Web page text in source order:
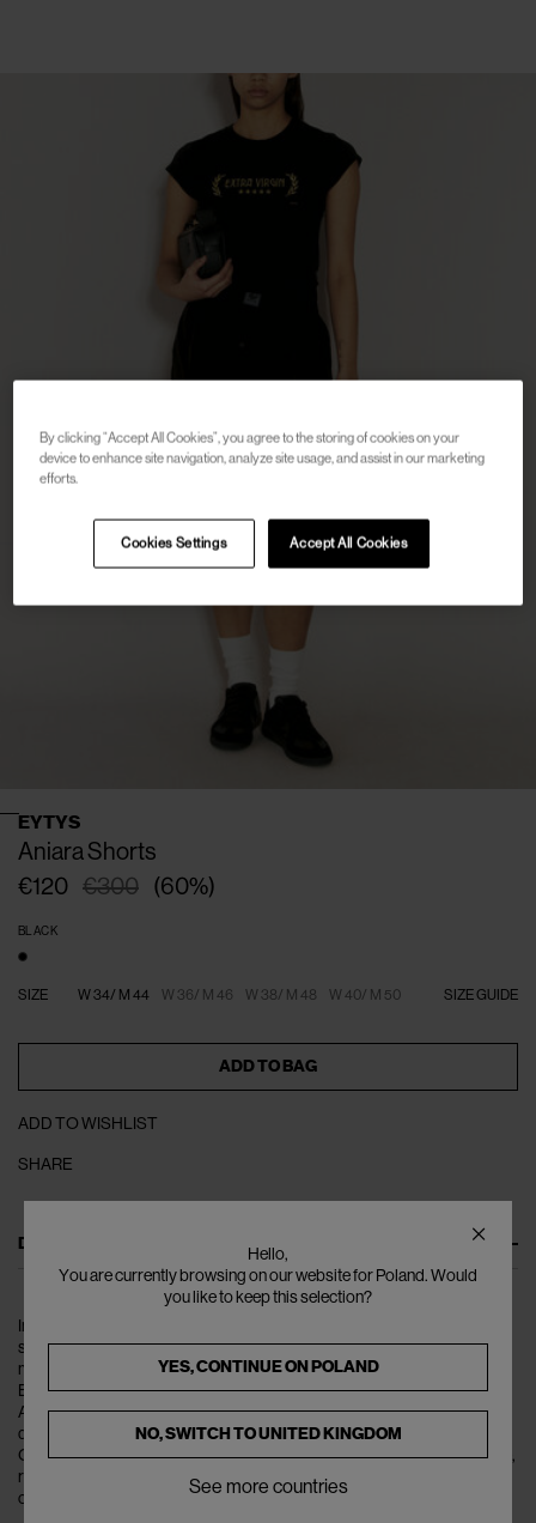
EYTYS
Aniara Shorts
€300
€120 (60%)
BLACK
SIZE GUIDE
SIZE W 34/ M 44 W 36/ M 46 W 38/ M 48 W 40/ M 50
ADD TO BAG
ADD TO WISHLIST
SHARE
DESCRIPTION
Immergiti nella semplice eleganza degli shorts Aniara di EYTYS. Questi
shorts dallo stile senza sforzo incarnano perfettamente il talento del
marchio per la moda minimalista.
EYTYS, rinomato per i suoi design contemporanei, presenta gli shorts
Aniara, un pezzo essenziale che aggiunge un tocco di modernità a
qualsiasi guardaroba.
Questi shorts, con il loro design elegante e il discreto patch logo frontale,
riflettono l'impegno di EYTYS per una moda funzionale che non
compromette lo stile.
By clicking “Accept All Cookies”, you agree to the storing of cookies on your
device to enhance site navigation, analyze site usage, and assist in our marketing
efforts.
Accept All Cookies
Cookies Settings
Hello,
You are currently browsing on our website for Poland. Would
you like to keep this selection?
YES, CONTINUE ONPOLAND
NO, SWITCH TOUNITED KINGDOM
See more countries